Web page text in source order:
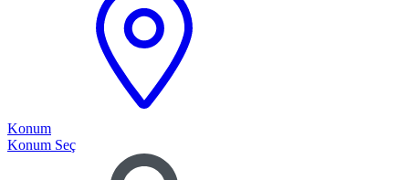
Konum
Konum Seç